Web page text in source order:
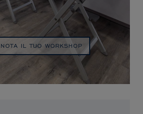
IL TUO WORKSHOP